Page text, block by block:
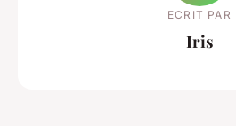
ECRIT PAR
Iris